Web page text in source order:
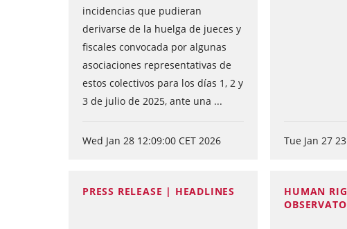
incidencias que pudieran
derivarse de la huelga de jueces y
fiscales convocada por algunas
asociaciones representativas de
estos colectivos para los días 1, 2 y
3 de julio de 2025, ante una ...
Wed Jan 28 12:09:00 CET 2026 Tue Jan 27
PRESS RELEASE | HEADLINES
HUMAN